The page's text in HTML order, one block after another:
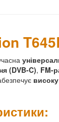
(DVB-C), FM-